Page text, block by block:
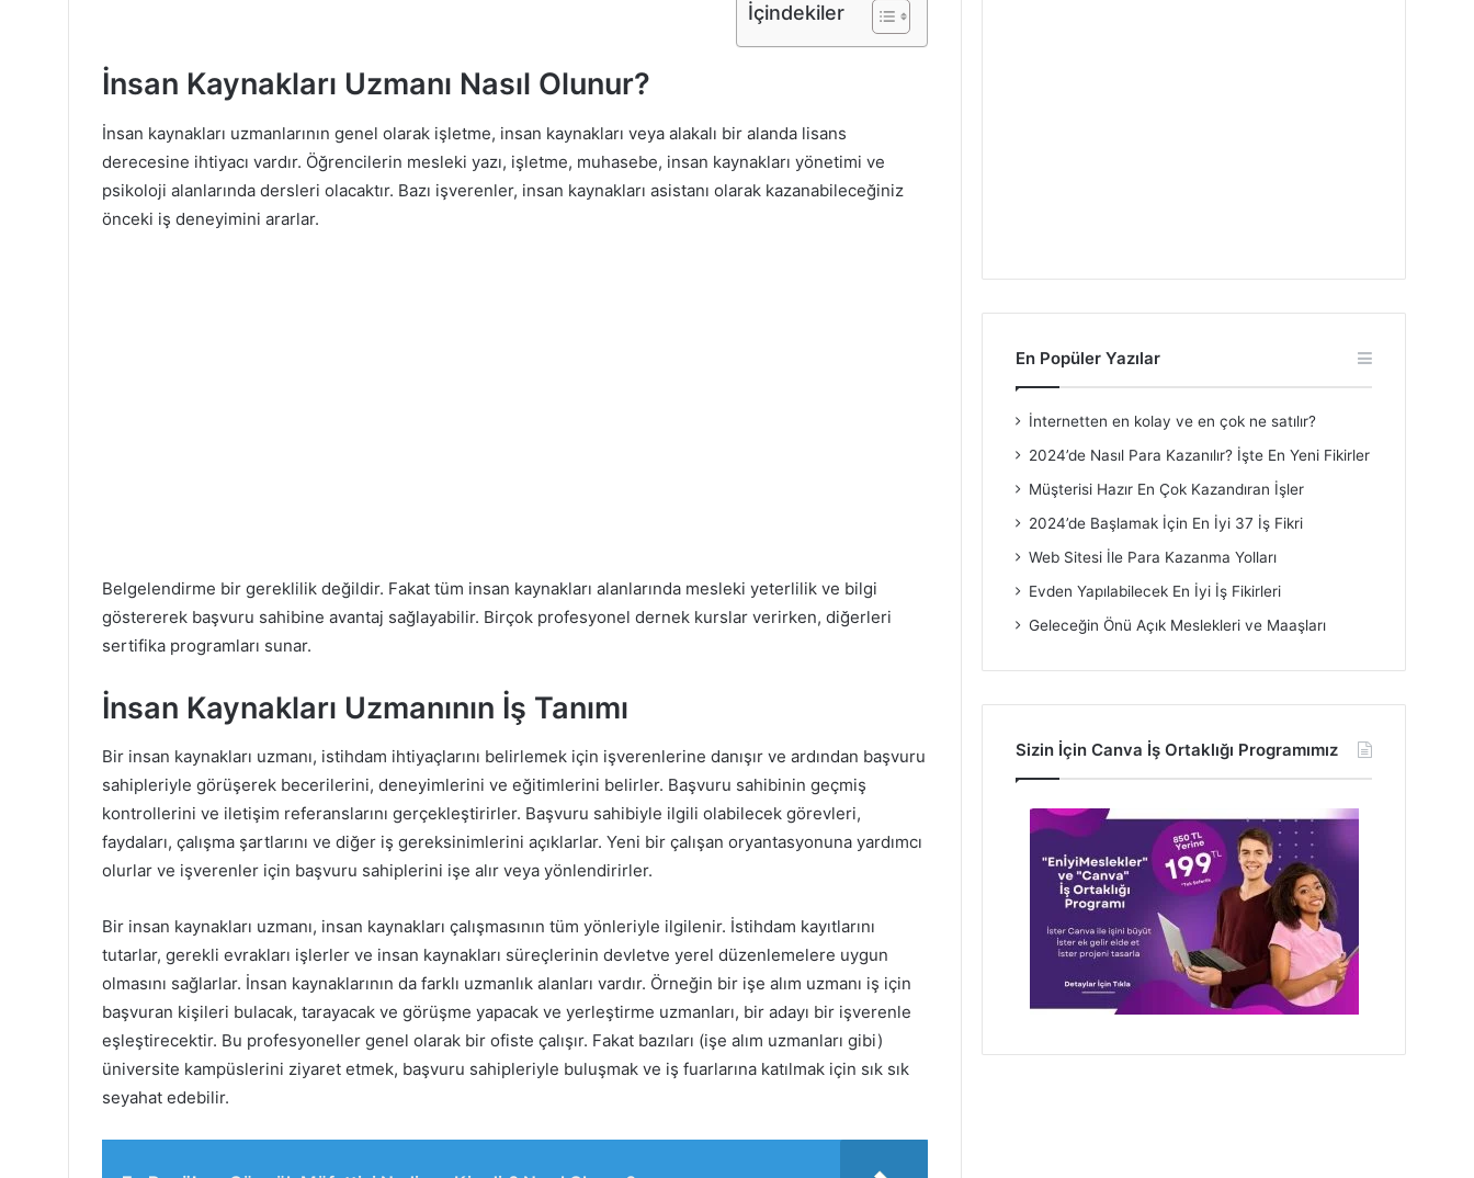
İçindekiler
İnsan Kaynakları Uzmanı Nasıl Olunur?
İnsan kaynakları uzmanlarının genel olarak işletme, insan kaynakları veya alakalı bir alanda lisans
derecesine ihtiyacı vardır. Öğrencilerin mesleki yazı, işletme, muhasebe, insan kaynakları yönetimi ve
psikoloji alanlarında dersleri olacaktır. Bazı işverenler, insan kaynakları asistanı olarak kazanabileceğiniz
önceki iş deneyimini ararlar.
Belgelendirme bir gereklilik değildir. Fakat tüm insan kaynakları alanlarında mesleki yeterlilik ve bilgi
göstererek başvuru sahibine avantaj sağlayabilir. Birçok profesyonel dernek kurslar verirken, diğerleri
sertifika programları sunar.
İnsan Kaynakları Uzmanının İş Tanımı
Bir insan kaynakları uzmanı, istihdam ihtiyaçlarını belirlemek için işverenlerine danışır ve ardından başvuru
sahipleriyle görüşerek becerilerini, deneyimlerini ve eğitimlerini belirler. Başvuru sahibinin geçmiş
kontrollerini ve iletişim referanslarını gerçekleştirirler. Başvuru sahibiyle ilgili olabilecek görevleri,
faydaları, çalışma şartlarını ve diğer iş gereksinimlerini açıklarlar. Yeni bir çalışan oryantasyonuna yardımcı
olurlar ve işverenler için başvuru sahiplerini işe alır veya yönlendirirler.
Bir insan kaynakları uzmanı, insan kaynakları çalışmasının tüm yönleriyle ilgilenir. İstihdam kayıtlarını
tutarlar, gerekli evrakları işlerler ve insan kaynakları süreçlerinin devletve yerel düzenlemelere uygun
olmasını sağlarlar. İnsan kaynaklarının da farklı uzmanlık alanları vardır. Örneğin bir işe alım uzmanı iş için
başvuran kişileri bulacak, tarayacak ve görüşme yapacak ve yerleştirme uzmanları, bir adayı bir işverenle
eşleştirecektir. Bu profesyoneller genel olarak bir ofiste çalışır. Fakat bazıları (işe alım uzmanları gibi)
üniversite kampüslerini ziyaret etmek, başvuru sahipleriyle buluşmak ve iş fuarlarına katılmak için sık sık
seyahat edebilir.
En Popüler Yazılar
İnternetten en kolay ve en çok ne satılır?
2024’de Nasıl Para Kazanılır? İşte En Yeni Fikirler
Müşterisi Hazır En Çok Kazandıran İşler
2024’de Başlamak İçin En İyi 37 İş Fikri
Web Sitesi İle Para Kazanma Yolları
Evden Yapılabilecek En İyi İş Fikirleri
Geleceğin Önü Açık Meslekleri ve Maaşları
Sizin İçin Canva İş Ortaklığı Programımız